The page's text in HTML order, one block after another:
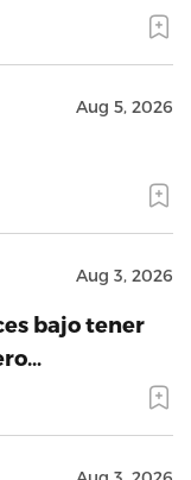
Aug 5, 2026
Aug 3, 2026
bajo tener